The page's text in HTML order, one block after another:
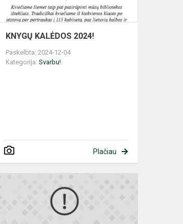
KNYGŲ KALĖDOS 2024!
Paskelbta: 2024-12-04
Kategorija:Svarbu!
Plačiau